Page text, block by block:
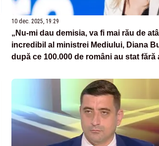
10 dec. 2025, 19:29
„Nu-mi dau demisia, va fi mai rău de
incredibil al ministrei Mediului, Diana
după ce 100.000 de români au stat fără